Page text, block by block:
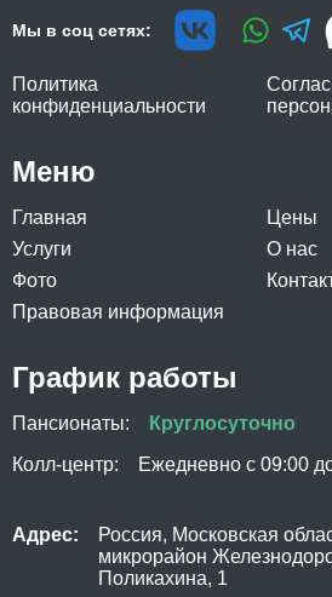
Мы в соц сетях:
Политика
конфиденциальности
Меню
Главная
Цены
Услуги
О нас
Фото
Правовая информация
График работы
Пансионаты:
Круглосуточно
Колл-центр:
Ежедневно с 09:00
Адрес:
Россия, Московская
микрорайон
Поликахина, 1